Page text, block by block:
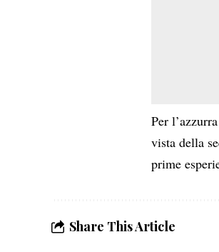
Per
vista della
prime
Share This Article